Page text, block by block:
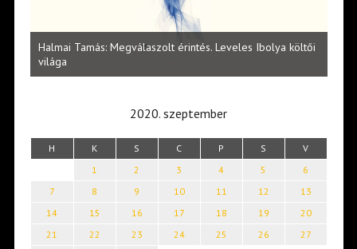
Halmai Tamás: Megválaszolt érintés. Leveles Ibolya költői
világa
2020. szeptember
H K S C P S V
1 2 3 4 5
6
7
8 9 10 11 12
13
14
15 16 17 18 19
20
21
22 23 24 25 26
27